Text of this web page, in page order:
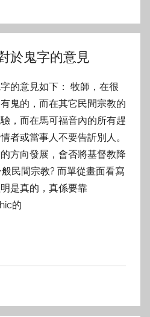
於鬼字的意見
的意見如下： 牧師，在很
鬼的，而在其它民間宗教的
，而在馬可福音內的所有趕
者或當事人不要告訢別人。
方向發展，會否將基督教降
民間宗教? 而單從畫面看寫
是真的，真係要靠
的